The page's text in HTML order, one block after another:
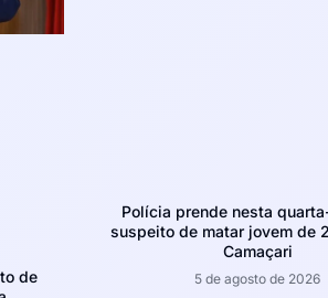
de
Polícia prende nesta
suspeito de matar jovem de
Camaçari
5 de agosto de 2026